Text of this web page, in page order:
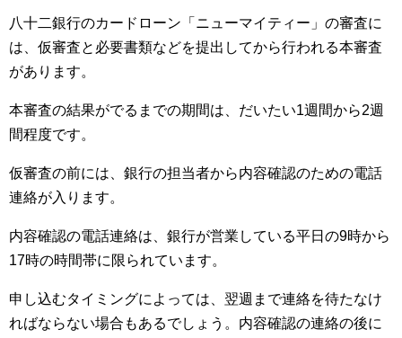
八十二銀行のカードローン「ニューマイティー」の審査に
は、仮審査と必要書類などを提出してから行われる本審査
があります。
本審査の結果がでるまでの期間は、だいたい1週間から2週
間程度です。
仮審査の前には、銀行の担当者から内容確認のための電話
連絡が入ります。
内容確認の電話連絡は、銀行が営業している平日の9時から
17時の時間帯に限られています。
申し込むタイミングによっては、翌週まで連絡を待たなけ
ればならない場合もあるでしょう。内容確認の連絡の後に